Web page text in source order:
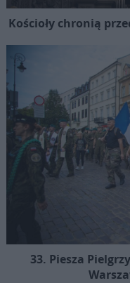
Kościoły chronią
33. Piesza